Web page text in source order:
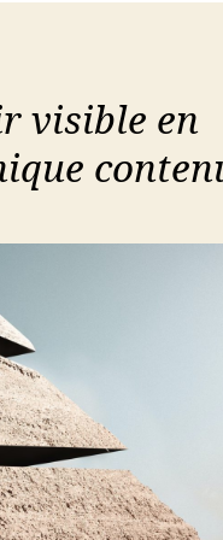
visible en